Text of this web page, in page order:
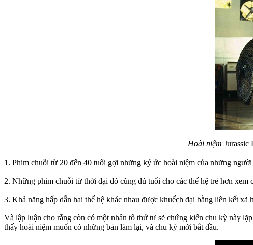
Hoài niệm Jurassic
1. Phim chuỗi từ 20 đến 40 tuổi gợi những ký ức hoài niệm của những
2. Những phim chuỗi từ thời đại đó cũng đủ tuổi cho các thế hệ trẻ hơn
3. Khả năng hấp dẫn hai thế hệ khác nhau được khuếch đại bằng liên kết xã
Và lập luận cho rằng còn có một nhân tố thứ tư sẽ chứng kiến chu kỳ này
thấy hoài niệm muốn có những bản làm lại, và chu kỳ mới bắt đầu.